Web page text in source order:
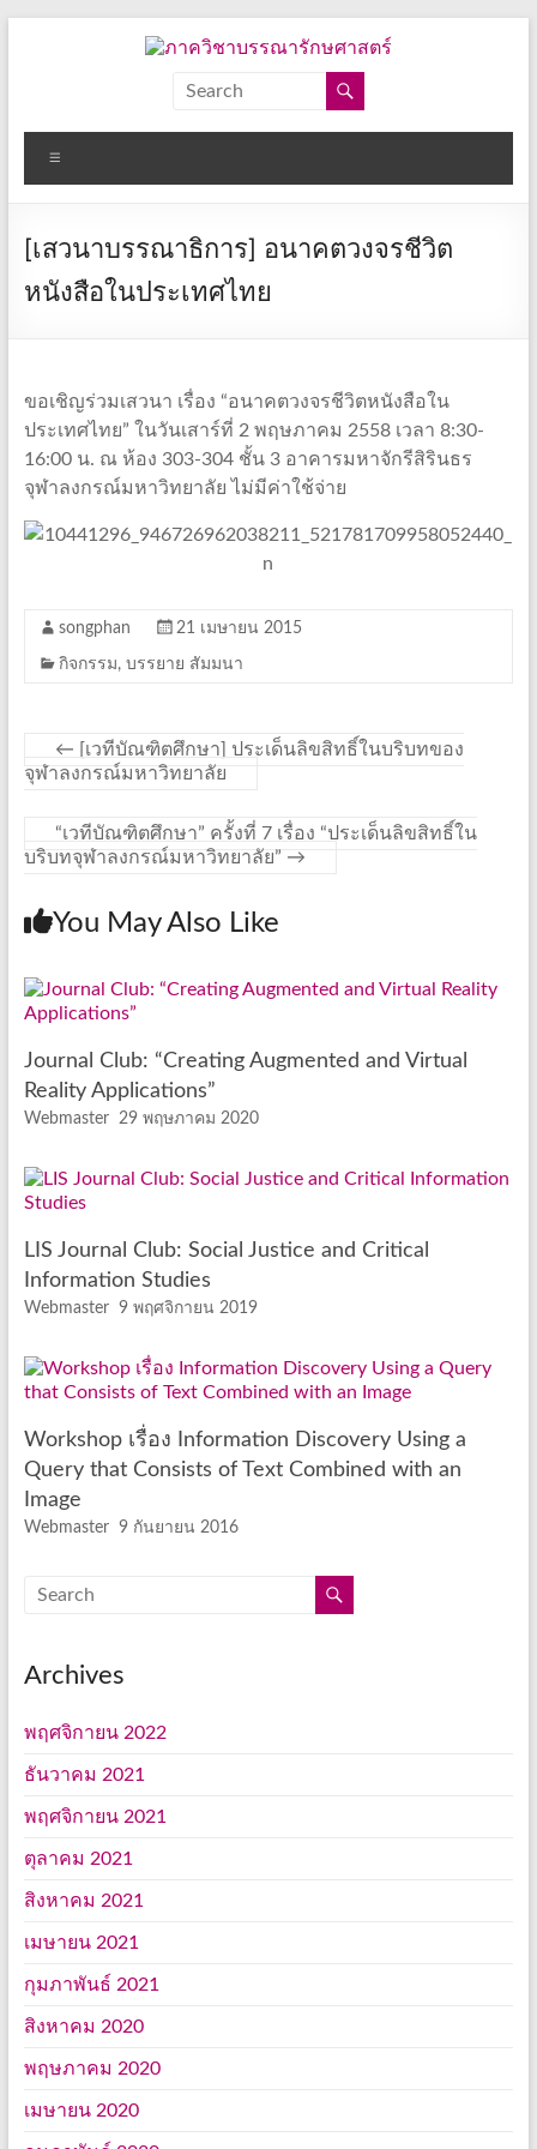
วิชา
บรรณารักษศาสตร์
อักษร
ศาสตร์
[เสวนาบรรณาธิการ] อนาคตวงจรชีวิต
หนังสือในประเทศไทย
ขอเชิญร่วมเสวนา เรื่อง “อนาคตวงจรชีวิตหนังสือใน
ประเทศไทย” ในวันเสาร์ที่ 2 พฤษภาคม 2558 เวลา 8:30-
16:00 น. ณ ห้อง 303-304 ชั้น 3 อาคารมหาจักรีสิรินธร
จุฬาลงกรณ์มหาวิทยาลัย ไม่มีค่าใช้จ่าย
songphan 21 เมษายน 2015
กิจกรรม, บรรยาย สัมมนา
← [เวทีบัณฑิตศึกษา] ประเด็นลิขสิทธิ์ในบริบทของ
จุฬาลงกรณ์มหาวิทยาลัย
“เวทีบัณฑิตศึกษา” ครั้งที่ 7 เรื่อง “ประเด็นลิขสิทธิ์ใน
บริบทจุฬาลงกรณ์มหาวิทยาลัย” →
You May Also Like
Journal Club: “Creating Augmented and Virtual
Reality Applications”
Webmaster 29 พฤษภาคม 2020
LIS Journal Club: Social Justice and Critical
Information Studies
Webmaster 9 พฤศจิกายน 2019
Workshop เรื่อง Information Discovery Using a
Query that Consists of Text Combined with an
Image
Webmaster 9 กันยายน 2016
Archives
พฤศจิกายน 2022
ธันวาคม 2021
พฤศจิกายน 2021
ตุลาคม 2021
สิงหาคม 2021
เมษายน 2021
กุมภาพันธ์ 2021
สิงหาคม 2020
พฤษภาคม 2020
เมษายน 2020